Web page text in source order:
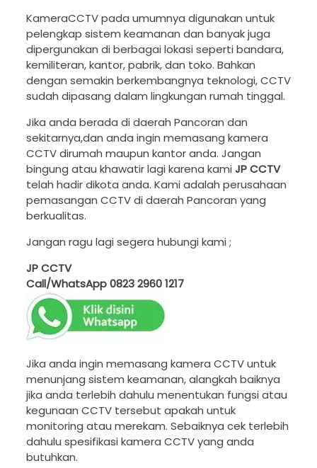
KameraCCTV pada umumnya digunakan untuk
pelengkap sistem keamanan dan banyak juga
dipergunakan di berbagai lokasi seperti bandara,
kemiliteran, kantor, pabrik, dan toko. Bahkan
dengan semakin berkembangnya teknologi, CCTV
sudah dipasang dalam lingkungan rumah tinggal.
Jika anda berada di daerah Pancoran dan
sekitarnya,dan anda ingin memasang kamera
CCTV dirumah maupun kantor anda. Jangan
bingung atau khawatir lagi karena kami JP CCTV
telah hadir dikota anda. Kami adalah perusahaan
pemasangan CCTV di daerah Pancoran yang
berkualitas.
Jangan ragu lagi segera hubungi kami ;
JP CCTV
Call/WhatsApp0823 2960 1217
Jika anda ingin memasang kamera CCTV untuk
menunjang sistem keamanan, alangkah baiknya
jika anda terlebih dahulu menentukan fungsi atau
kegunaan CCTV tersebut apakah untuk
monitoring atau merekam. Sebaiknya cek terlebih
dahulu spesifikasi kamera CCTV yang anda
butuhkan.